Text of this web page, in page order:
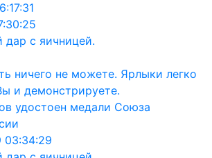
дар с яичницей.
ничего не можете. Ярлыки легко
и демонстрируете.
удостоен медали Союза
03:34:29